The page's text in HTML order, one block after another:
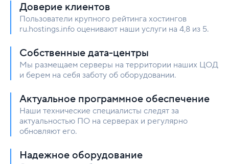
Доверие клиентов
Пользователи крупного рейтинга хостингов
ru.hostings.info оценивают наши услуги на 4,8 из 5.
Собственные дата-центры
Мы размещаем серверы на территории наших ЦОД
и берем на себя заботу об оборудовании.
Актуальное программное обеспечение
Наши технические специалисты следят за
актуальностью ПО на серверах и регулярно
обновляют его.
Надежное оборудование